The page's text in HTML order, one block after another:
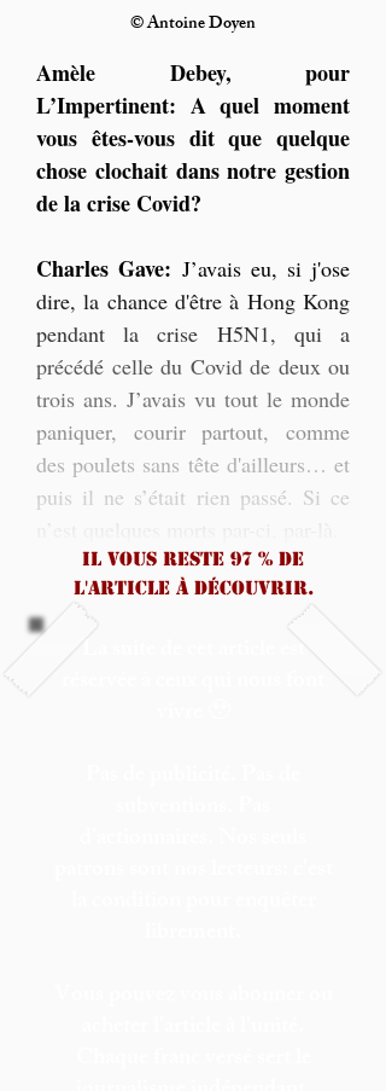
© Antoine Doyen
Amèle Debey, pour
L’Impertinent: A quel moment
vous êtes-vous dit que quelque
chose clochait dans notre gestion
de la crise Covid?
Charles Gave: J’avais eu, si j'ose
dire, la chance d'être à Hong Kong
pendant la crise H5N1, qui a
précédé celle du Covid de deux ou
trois ans. J’avais vu tout le monde
paniquer, courir partout, comme
des poulets sans tête d'ailleurs… et
puis il ne s’était rien passé. Si ce
Il vous reste 97 % de
l'article à découvrir.